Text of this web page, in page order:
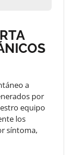
a
por
equipo
los
síntoma,